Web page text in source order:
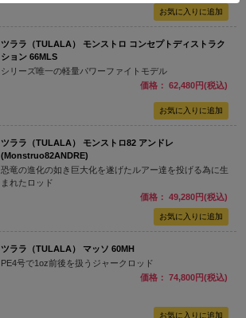
ツララ（TULALA） モンストロ コンセプトディストラク
ション 66MLS
シリーズ唯一の軽量パワーファイトモデル
価格： 62,480円(税込)
ツララ（TULALA） モンストロ82 アンドレ
(Monstruo82ANDRE)
恐竜の進化の如き巨大化を遂げたルアー達を投げる為に生
まれたロッド
価格： 49,280円(税込)
ツララ（TULALA） マッソ 60MH
PE4号で1oz前後を扱うジャークロッド
価格： 74,800円(税込)